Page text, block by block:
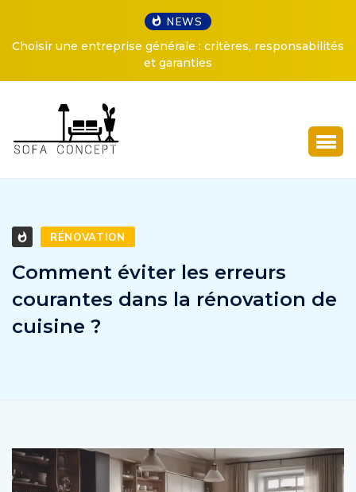
NEWS
Choisir une entreprise générale : critères, responsabilités
et garanties
RÉNOVATION
Comment éviter les erreurs
courantes dans la rénovation de
cuisine ?